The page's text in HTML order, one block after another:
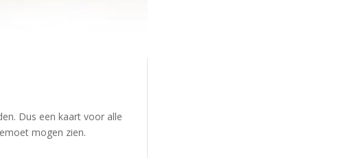
Dus een kaart voor alle
mogen zien.